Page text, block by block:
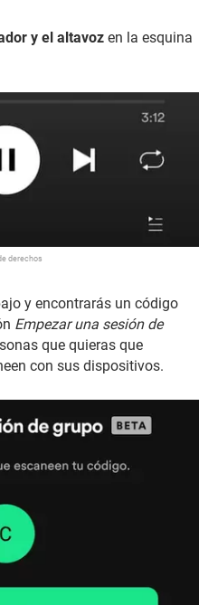
y el altavoz en la esquina
derechos
y encontrarás un código
Empezar una sesión de
que quieras que
con sus dispositivos.